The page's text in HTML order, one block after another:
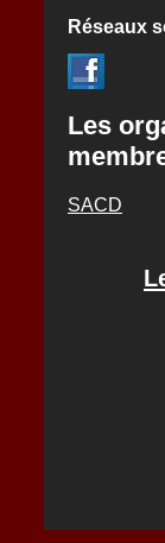
Réseaux
Les
SACD